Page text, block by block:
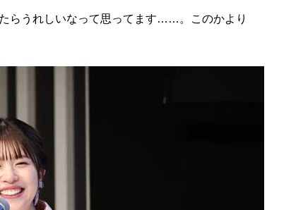
らうれしいなって思ってます……。このかより